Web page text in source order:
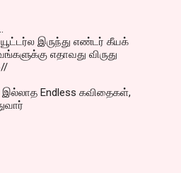
இருந்து எண்டர் கீயக்
எதாவது விருது
இல்லாத Endless கவிதைகள்,